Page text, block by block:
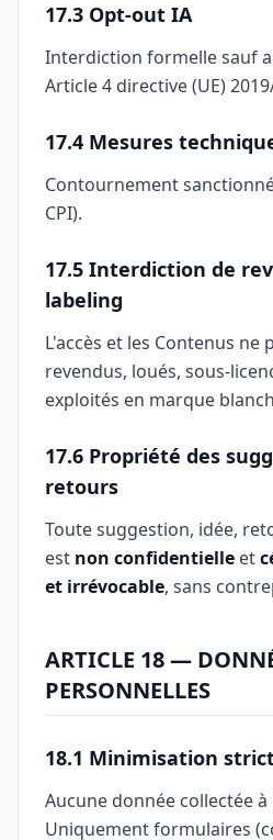
17.3 Opt-out IA
Interdiction formelle sauf
Article 4 directive (UE)
17.4 Mesures
Contournement
CPI).
17.5 Interdiction de
labeling
L'accès et les Contenus ne
revendus, loués, sous-
exploités en marque
17.6 Propriété des
retours
Toute suggestion, idée,
est non confidentielle et
et irrévocable, sans
ARTICLE 18 —
PERSONNELLES
18.1 Minimisation
Aucune donnée collectée
Uniquement formulaires